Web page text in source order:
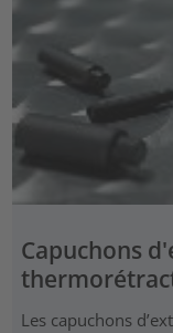
Capuchons
Les capuchons